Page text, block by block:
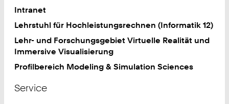
Intranet
Lehrstuhl für Hochleistungsrechnen (Informatik 12)
Lehr- und Forschungsgebiet Virtuelle Realität und
Immersive Visualisierung
Profilbereich Modeling & Simulation Sciences
Service